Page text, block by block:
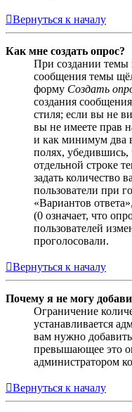
Вернуться к началу
Как мне создать опрос?
При создании темы
сообщения темы
форму Создать
создания
стиля; если вы не
вы не имеете прав
и как минимум два
полях, убедившись,
отдельной строке
задать количество
пользователи при
«Вариантов
(0 означает, что
пользователей
проголосовали.
Вернуться к началу
Почему я не могу
Ограничение
устанавливается
вам нужно
превышающее это
администратором
Вернуться к началу